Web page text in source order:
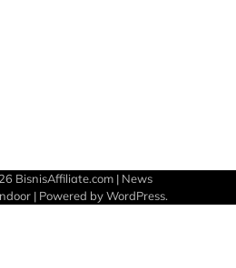
BisnisAffiliate.com| News
| Powered byWordPress.